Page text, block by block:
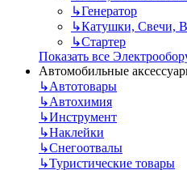
↳Генератор
↳Катушки, Свечи,
↳Стартер
Показать все
Автомобильные
↳Автотовары
↳Автохимия
↳Инструмент
↳Наклейки
↳Снегоотвалы
↳Туристические товары